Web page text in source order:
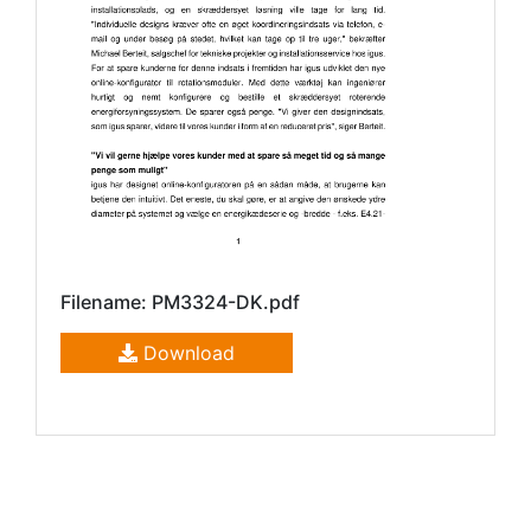
Filename: PM3324-DK.pdf
Download